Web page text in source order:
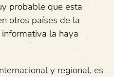
probable que esta
otros países de la
la haya
y regional, es